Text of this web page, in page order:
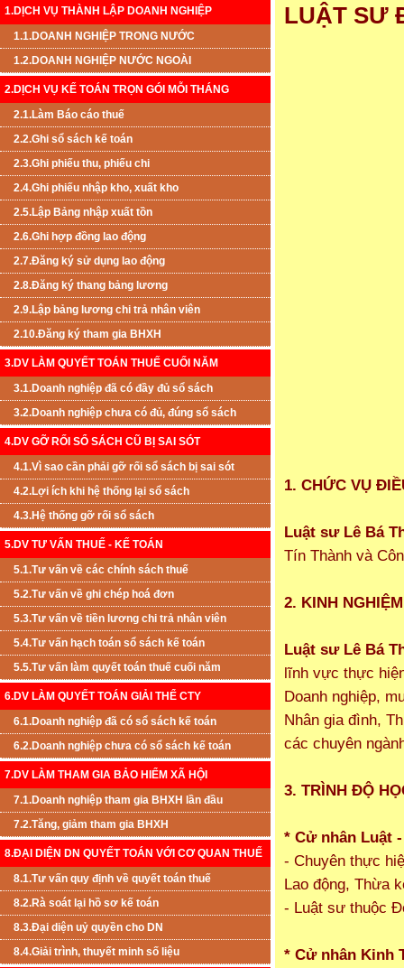
1.DỊCH VỤ THÀNH LẬP DOANH NGHIỆP
1.1.DOANH NGHIỆP TRONG NƯỚC
1.2.DOANH NGHIỆP NƯỚC NGOÀI
2.DỊCH VỤ KẾ TOÁN TRỌN GÓI MỖI THÁNG
2.1.Làm Báo cáo thuế
2.2.Ghi sổ sách kế toán
2.3.Ghi phiếu thu, phiếu chi
2.4.Ghi phiếu nhập kho, xuất kho
2.5.Lập Bảng nhập xuất tồn
2.6.Ghi hợp đồng lao động
2.7.Đăng ký sử dụng lao động
2.8.Đăng ký thang bảng lương
2.9.Lập bảng lương chi trả nhân viên
2.10.Đăng ký tham gia BHXH
3.DV LÀM QUYẾT TOÁN THUẾ CUỐI NĂM
3.1.Doanh nghiệp đã có đầy đủ sổ sách
3.2.Doanh nghiệp chưa có đủ, đúng sổ sách
4.DV GỠ RỐI SỔ SÁCH CŨ BỊ SAI SÓT
4.1.Vì sao cần phải gỡ rối sổ sách bị sai sót
4.2.Lợi ích khi hệ thống lại sổ sách
4.3.Hệ thống gỡ rối sổ sách
5.DV TƯ VẤN THUẾ - KẾ TOÁN
5.1.Tư vấn về các chính sách thuế
5.2.Tư vấn về ghi chép hoá đơn
5.3.Tư vấn về tiền lương chi trả nhân viên
5.4.Tư vấn hạch toán sổ sách kế toán
5.5.Tư vấn làm quyết toán thuế cuối năm
6.DV LÀM QUYẾT TOÁN GIẢI THỂ CTY
6.1.Doanh nghiệp đã có sổ sách kế toán
6.2.Doanh nghiệp chưa có sổ sách kế toán
7.DV LÀM THAM GIA BẢO HIỂM XÃ HỘI
7.1.Doanh nghiệp tham gia BHXH lần đầu
7.2.Tăng, giảm tham gia BHXH
8.ĐẠI DIỆN DN QUYẾT TOÁN VỚI CƠ QUAN THUẾ
8.1.Tư vấn quy định về quyết toán thuế
8.2.Rà soát lại hồ sơ kế toán
8.3.Đại diện uỷ quyền cho DN
8.4.Giải trình, thuyết minh số liệu
LUẬT SƯ
1. CHỨC VỤ
Luật sư Lê Bá
Tín Thành và
2. KINH
Luật sư Lê Bá
lĩnh vực thực
Doanh nghiệp,
Nhân gia đình,
các chuyên
3. TRÌNH ĐỘ
* Cử nhân Luật
- Chuyên thực
Lao động, Thừa
- Luật sư thuộc
* Cử nhân Kinh